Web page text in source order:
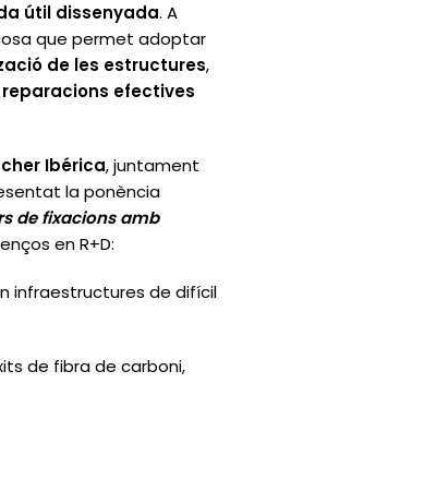
útil dissenyada. A
que permet adoptar
de les estructures,
efectives
Ibérica, juntament
la ponència
de fixacions amb
en R+D:
infraestructures de difícil
de fibra de carboni,